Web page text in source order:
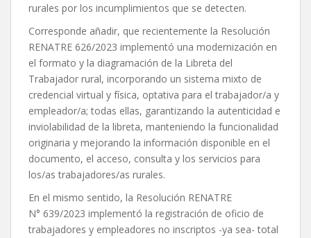
rurales por los incumplimientos que se detecten.
Corresponde añadir, que recientemente la Resolución
RENATRE 626/2023 implementó una modernización en
el formato y la diagramación de la Libreta del
Trabajador rural, incorporando un sistema mixto de
credencial virtual y física, optativa para el trabajador/a y
empleador/a; todas ellas, garantizando la autenticidad e
inviolabilidad de la libreta, manteniendo la funcionalidad
originaria y mejorando la información disponible en el
documento, el acceso, consulta y los servicios para
los/as trabajadores/as rurales.
En el mismo sentido, la Resolución RENATRE
N° 639/2023 implementó la registración de oficio de
trabajadores y empleadores no inscriptos -ya sea- total